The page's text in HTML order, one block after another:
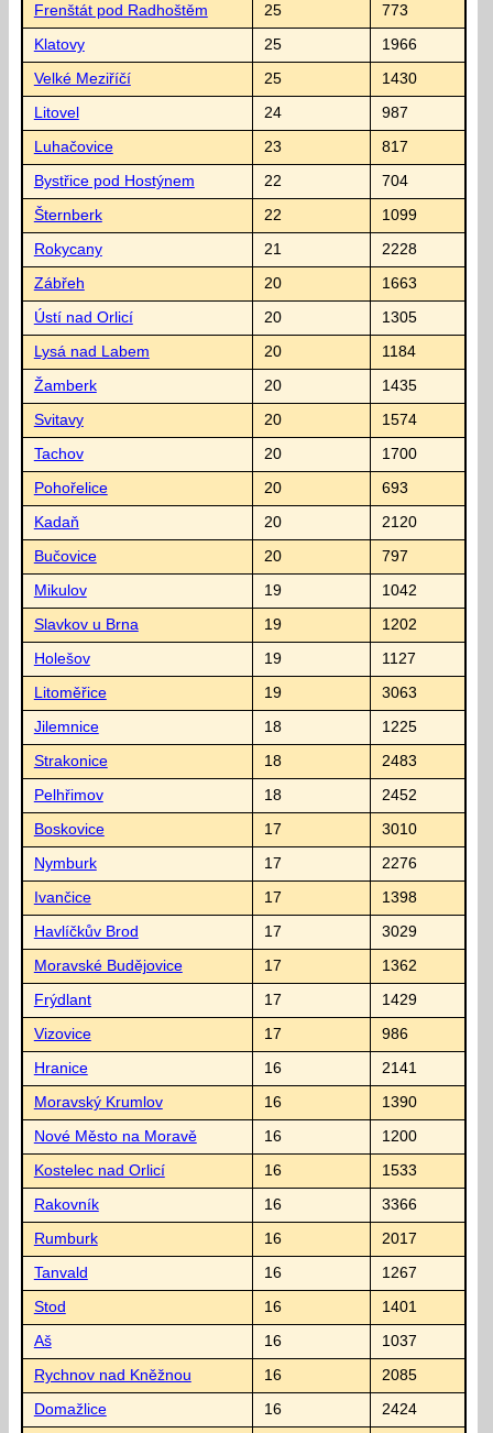
Frenštát pod Radhoštěm 25 773
Klatovy 25 1966
Velké Meziříčí 25 1430
Litovel 24 987
Luhačovice 23 817
Bystřice pod Hostýnem 22 704
Šternberk 22 1099
Rokycany 21 2228
Zábřeh 20 1663
Ústí nad Orlicí 20 1305
Lysá nad Labem 20 1184
Žamberk 20 1435
Svitavy 20 1574
Tachov 20 1700
Pohořelice 20 693
Kadaň 20 2120
Bučovice 20 797
Mikulov 19 1042
Slavkov u Brna 19 1202
Holešov 19 1127
Litoměřice 19 3063
Jilemnice 18 1225
Strakonice 18 2483
Pelhřimov 18 2452
Boskovice 17 3010
Nymburk 17 2276
Ivančice 17 1398
Havlíčkův Brod 17 3029
Moravské Budějovice 17 1362
Frýdlant 17 1429
Vizovice 17 986
Hranice 16 2141
Moravský Krumlov 16 1390
Nové Město na Moravě 16 1200
Kostelec nad Orlicí 16 1533
Rakovník 16 3366
Rumburk 16 2017
Tanvald 16 1267
Stod 16 1401
Aš 16 1037
Rychnov nad Kněžnou 16 2085
Domažlice 16 2424